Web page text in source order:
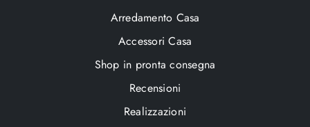
Arredamento Casa
Accessori Casa
Shop in pronta consegna
Recensioni
Realizzazioni